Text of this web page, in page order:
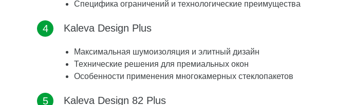
Специфика ограничений и технологические преимущества
Kaleva Design Plus
Максимальная шумоизоляция и элитный дизайн
Технические решения для премиальных окон
Особенности применения многокамерных стеклопакетов
Kaleva Design 82 Plus